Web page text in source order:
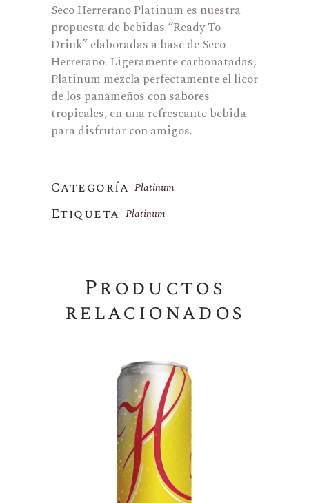
Seco Herrerano Platinum es nuestra
propuesta de bebidas “Ready To
Drink” elaboradas a base de Seco
Herrerano. Ligeramente carbonatadas,
Platinum mezcla perfectamente el licor
de los panameños con sabores
tropicales, en una refrescante bebida
para disfrutar con amigos.
Categoría Platinum
Etiqueta Platinum
Productos
relacionados